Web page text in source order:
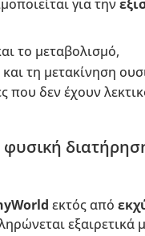
για την
το μεταβολισμό,
και τη μετακίνηση
που δεν έχουν
εκτός από
εξαιρετικά